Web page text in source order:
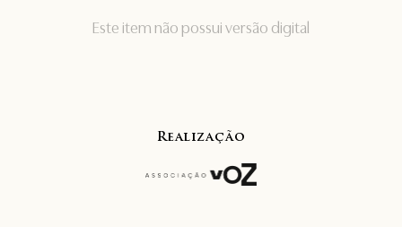
Este item não possui versão digital
Realização